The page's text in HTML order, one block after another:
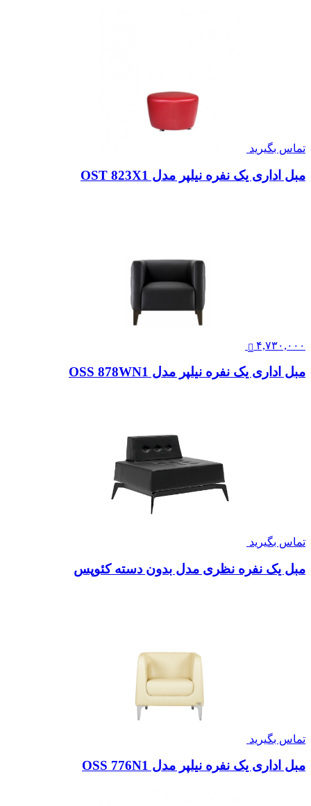
تماس بگیرید
مبل اداری یک نفره نیلپر مدل OST 823X1
۴,۷۳۰,۰۰۰
مبل اداری یک نفره نیلپر مدل OSS 878WN1
تماس بگیرید
مبل یک نفره نظری مدل بدون دسته کئوپس
تماس بگیرید
مبل اداری یک نفره نیلپر مدل OSS 776N1